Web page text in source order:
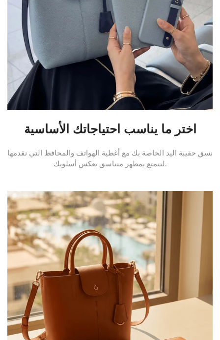
اختر ما يناسب احتياجاتك الأساسية
نسق حقيبة اليد الخاصة بك مع أغطية الهواتف والمحافظ التي نقدمها
لتتمتع بمظهر متناسق يعكس أسلوبك.